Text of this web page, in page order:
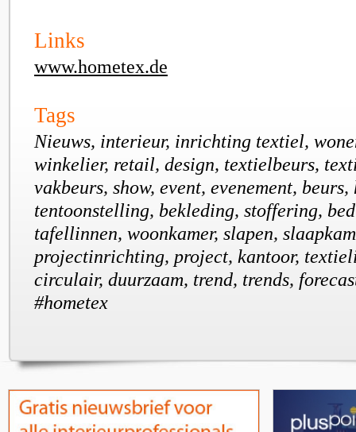
Links
www.hometex.de
Tags
Nieuws, interieur, inrichting textiel,
winkelier, retail, design, textielbeurs,
vakbeurs, show, event, evenement, beurs,
tentoonstelling, bekleding, stoffering,
tafellinnen, woonkamer, slapen,
projectinrichting, project, kantoor,
circulair, duurzaam, trend, trends,
#hometex